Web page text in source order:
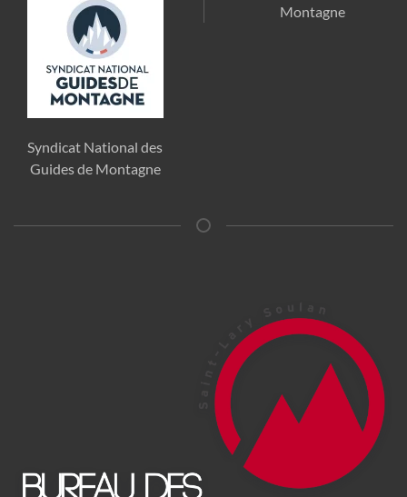
Montagne
Syndicat National des
Guides de Montagne